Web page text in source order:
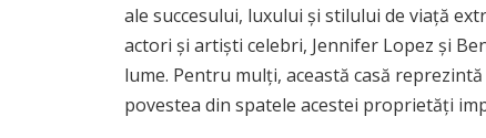
ale succesului, luxului și stilului de viață
actori și artiști celebri, Jennifer Lopez și
lume. Pentru mulți, această casă
povestea din spatele acestei proprietăți